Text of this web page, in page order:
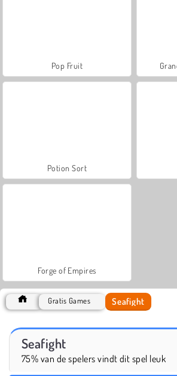
Pop Fruit
Potion Sort
Forge of Empires
Gratis Games Seafight
Seafight
75% van de spelers vindt dit spel leuk